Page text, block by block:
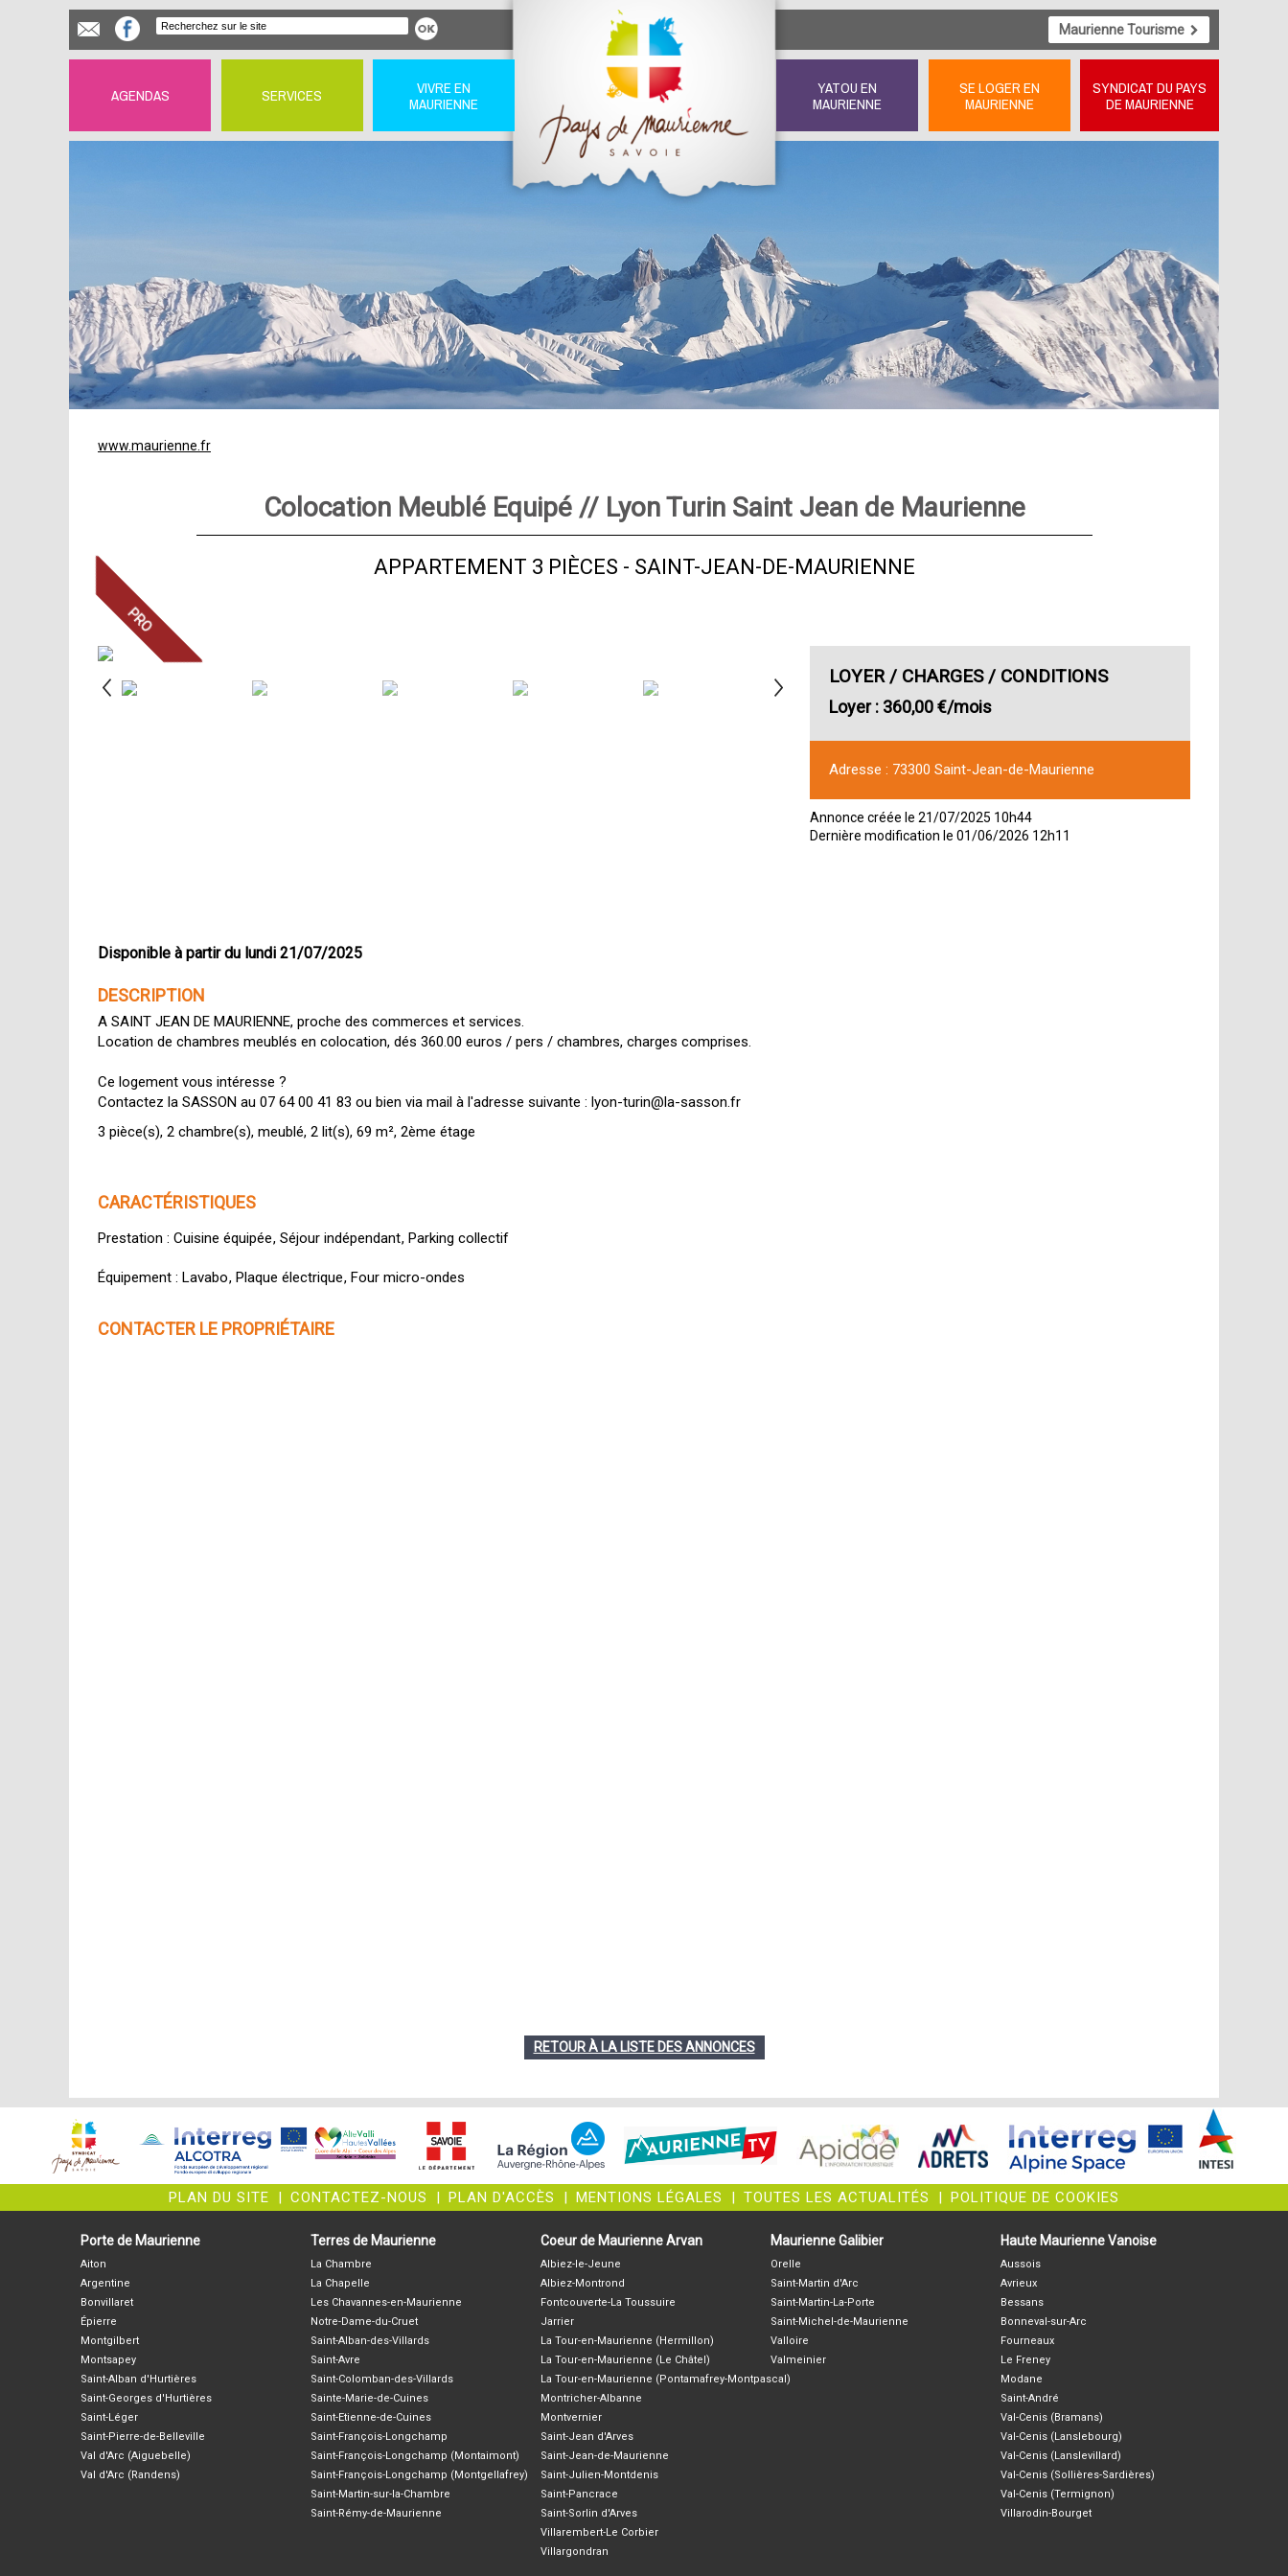
Maurienne Tourisme
AGENDAS SERVICES
VIVRE EN
MAURIENNE
YATOU EN
MAURIENNE
SE LOGER EN
MAURIENNE
SYNDICAT DU PAYS
DE MAURIENNE
www.maurienne.fr
Colocation Meublé Equipé // Lyon Turin Saint Jean de Maurienne
APPARTEMENT 3 PIÈCES - SAINT-JEAN-DE-MAURIENNE
LOYER / CHARGES / CONDITIONS
Loyer 360,00 €/mois
Adresse 73300 Saint-Jean-de-Maurienne
Annonce créée le21/07/2025 10h44
Dernière modification le01/06/2026 12h11
Disponible à partir du lundi 21/07/2025
DESCRIPTION
A SAINT JEAN DE MAURIENNE, proche des commerces et services.
Location de chambres meublés en colocation, dés 360.00 euros / pers / chambres, charges comprises.
Ce logement vous intéresse ?
Contactez la SASSON au 07 64 00 41 83 ou bien via mail à l'adresse suivante : lyon-turin@la-sasson.fr
3 pièce(s) 2 chambre(s) meublé 2 lit(s) 69 m² 2ème étage
CARACTÉRISTIQUES
Prestation Cuisine équipée Séjour indépendant Parking collectif
Équipement Lavabo Plaque électrique Four micro-ondes
CONTACTER LE PROPRIÉTAIRE
RETOUR À LA LISTE DES ANNONCES
PLAN DU SITE | CONTACTEZ-NOUS | PLAN D'ACCÈS | MENTIONS LÉGALES | TOUTES LES ACTUALITÉS | POLITIQUE DE COOKIES
Porte de Maurienne
Aiton
Argentine
Bonvillaret
Épierre
Montgilbert
Montsapey
Saint-Alban d'Hurtières
Saint-Georges d'Hurtières
Saint-Léger
Saint-Pierre-de-Belleville
Val d'Arc (Aiguebelle)
Val d'Arc (Randens)
Terres de Maurienne
La Chambre
La Chapelle
Les Chavannes-en-Maurienne
Notre-Dame-du-Cruet
Saint-Alban-des-Villards
Saint-Avre
Saint-Colomban-des-Villards
Sainte-Marie-de-Cuines
Saint-Etienne-de-Cuines
Saint-François-Longchamp
Saint-François-Longchamp (Montaimont)
Saint-François-Longchamp (Montgellafrey)
Saint-Martin-sur-la-Chambre
Saint-Rémy-de-Maurienne
Coeur de Maurienne Arvan
Albiez-le-Jeune
Albiez-Montrond
Fontcouverte-La Toussuire
Jarrier
La Tour-en-Maurienne (Hermillon)
La Tour-en-Maurienne (Le Châtel)
La Tour-en-Maurienne (Pontamafrey-Montpascal)
Montricher-Albanne
Montvernier
Saint-Jean d'Arves
Saint-Jean-de-Maurienne
Saint-Julien-Montdenis
Saint-Pancrace
Saint-Sorlin d'Arves
Villarembert-Le Corbier
Villargondran
Maurienne Galibier
Orelle
Saint-Martin d'Arc
Saint-Martin-La-Porte
Saint-Michel-de-Maurienne
Valloire
Valmeinier
Haute Maurienne Vanoise
Aussois
Avrieux
Bessans
Bonneval-sur-Arc
Fourneaux
Le Freney
Modane
Saint-André
Val-Cenis (Bramans)
Val-Cenis (Lanslebourg)
Val-Cenis (Lanslevillard)
Val-Cenis (Sollières-Sardières)
Val-Cenis (Termignon)
Villarodin-Bourget